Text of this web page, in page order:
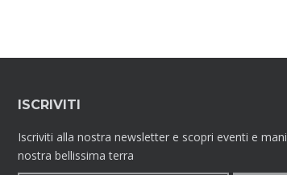
ISCRIVITI
Iscriviti alla nostra newsletter e scopri eventi e
nostra bellissima terra